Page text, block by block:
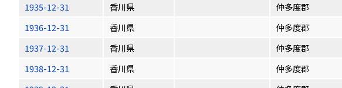
1935-12-31
香川県 仲多度郡
1936-12-31
香川県 仲多度郡
1937-12-31
香川県 仲多度郡
1938-12-31
香川県 仲多度郡